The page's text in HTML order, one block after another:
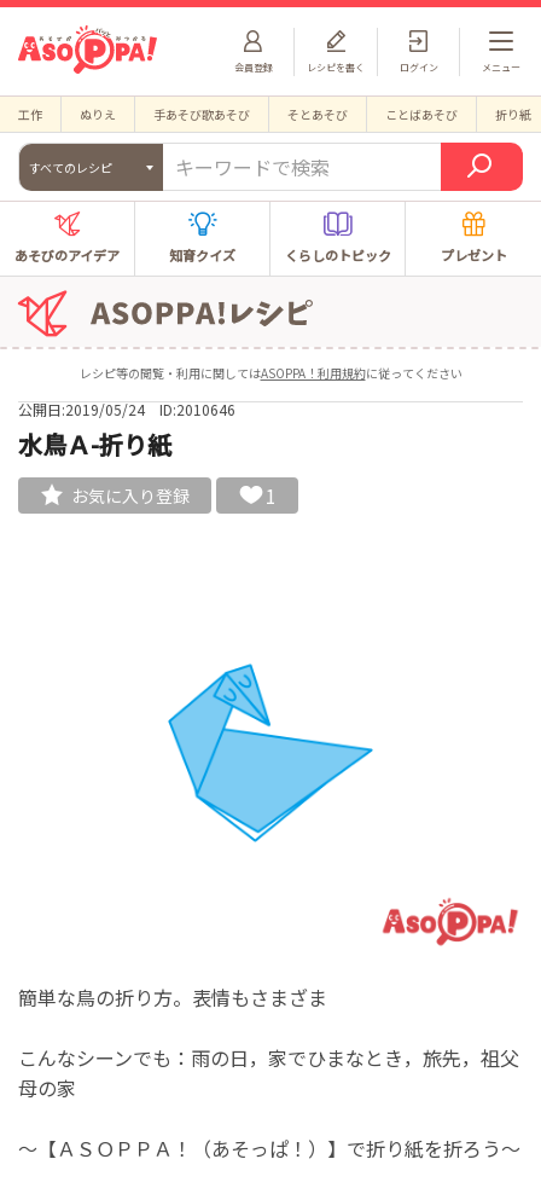
会員登録 ログイン
レシピを書く メニュー
工作 ぬりえ 手あそび歌あそび そとあそび ことばあそび 折り紙
すべてのレシピ
あそびのアイデア 知育クイズ くらしのトピック プレゼント
レシピ等の閲覧・利用に関してはASOPPA！利用規約に従ってください
公開日:2019/05/24 ID:2010646
水鳥Ａ-折り紙
お気に入り登録 1
簡単な鳥の折り方。表情もさまざま
こんなシーンでも：雨の日，家でひまなとき，旅先，祖父
母の家
～【ＡＳＯＰＰＡ！（あそっぱ！）】で折り紙を折ろう～